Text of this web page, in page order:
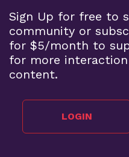
Sign Up for free to
community or
for $5/month to
for more
content.
LOGIN